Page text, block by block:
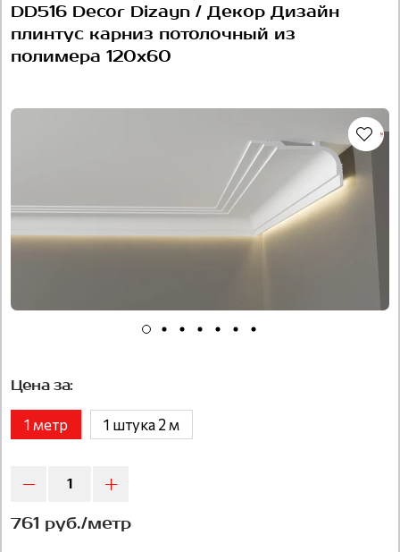
DD516 Decor Dizayn / Декор Дизайн
плинтус карниз потолочный из
полимера 120х60
Цена за:
1 метр 1 штука 2 м
761 руб./метр